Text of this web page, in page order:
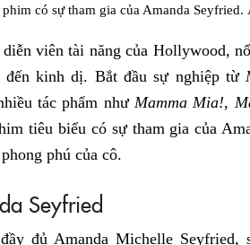
phim có sự tham gia của Amanda
viên tài năng của Hollywood,
đến kinh dị. Bắt đầu sự nghiệp từ
tác phẩm nhưMamma Mia!,
tiêu biểu có sự tham gia của
phú của cô.
Seyfried
đủ Amanda Michelle Seyfried,